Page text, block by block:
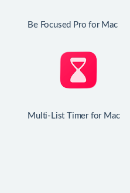
Be Focused Pro for Mac
Multi-List Timer for Mac